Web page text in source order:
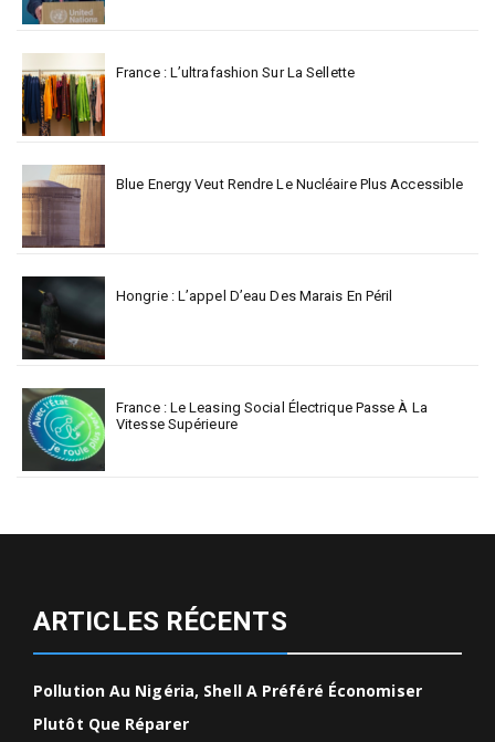
France : L’ultrafashion Sur La Sellette
Blue Energy Veut Rendre Le Nucléaire Plus Accessible
Hongrie : L’appel D’eau Des Marais En Péril
France : Le Leasing Social Électrique Passe À La
Vitesse Supérieure
ARTICLES RÉCENTS
Pollution Au Nigéria, Shell A Préféré Économiser
Plutôt Que Réparer